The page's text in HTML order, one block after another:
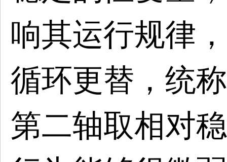
响其运行规律
循环更替，统
第二轴取相对